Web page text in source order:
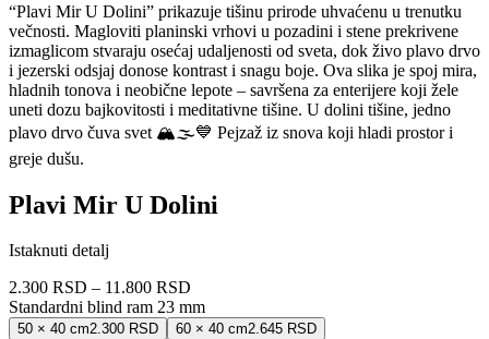
“Plavi Mir U Dolini” prikazuje tišinu prirode uhvaćenu u trenutku
večnosti. Magloviti planinski vrhovi u pozadini i stene prekrivene
izmaglicom stvaraju osećaj udaljenosti od sveta, dok živo plavo drvo
i jezerski odsjaj donose kontrast i snagu boje. Ova slika je spoj mira,
hladnih tonova i neobične lepote – savršena za enterijere koji žele
uneti dozu bajkovitosti i meditativne tišine. U dolini tišine, jedno
plavo drvo čuva svet 🏔️🌫️💙 Pejzaž iz snova koji hladi prostor i
greje dušu.
Plavi Mir U Dolini
Istaknuti detalj
2.300 RSD – 11.800 RSD
Standardni blind ram 23 mm
50 × 40 cm2.300 RSD 60 × 40 cm2.645 RSD